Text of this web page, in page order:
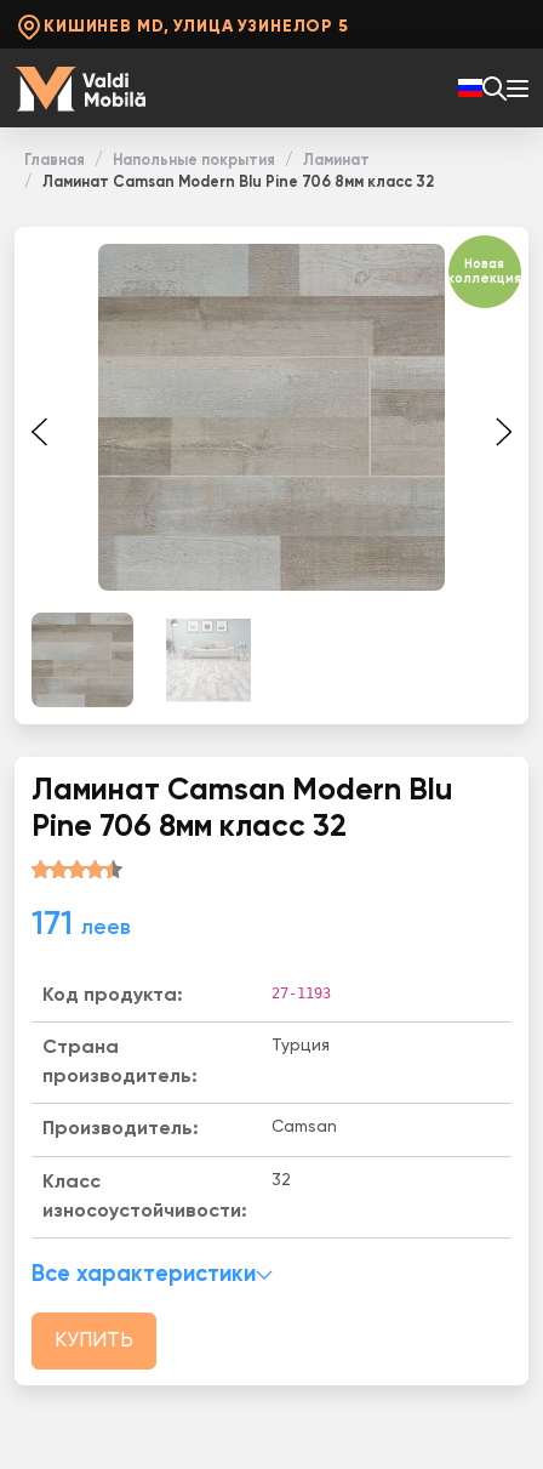
КИШИНЕВ MD, УЛИЦА УЗИНЕЛОР 5
Главная Напольные покрытия
Ламинат
Ламинат Camsan Modern Blu Pine 706 8мм класс 32
Новая
коллекция
Ламинат Camsan Modern Blu
Pine 706 8мм класс 32
171 леев
Код продукта: 27-1193
Страна
производитель:
Турция
Производитель: Camsan
Класс
износоустойчивости:
32
Все характеристики
КУПИТЬ